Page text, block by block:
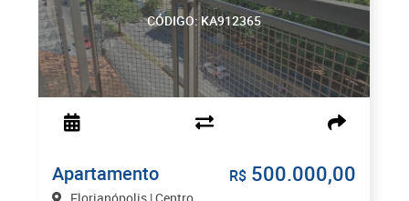
CÓDIGO: KA912365
Apartamento R$ 500.000,00